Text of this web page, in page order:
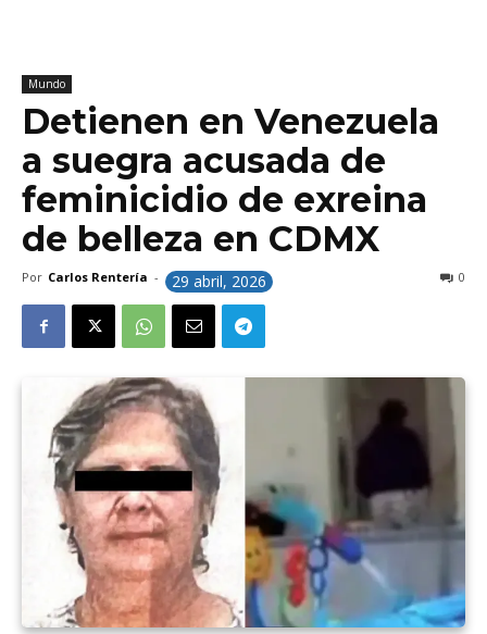
Mundo
Detienen en Venezuela
a suegra acusada de
feminicidio de exreina
de belleza en CDMX
Por Carlos Rentería - 29 abril, 2026 0